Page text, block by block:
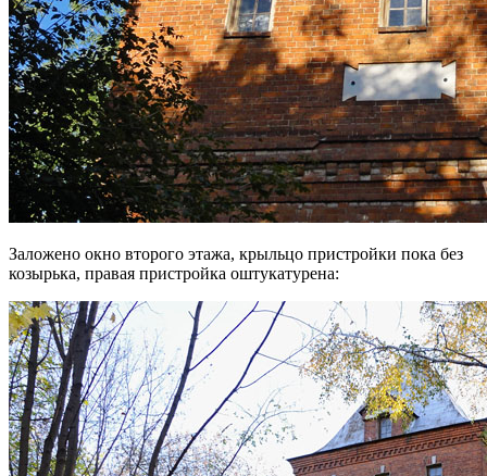
Заложено окно второго этажа, крыльцо пристройки пока без
козырька, правая пристройка оштукатурена: